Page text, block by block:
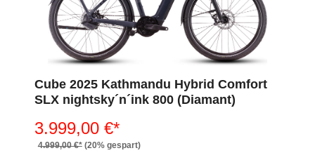
Cube 2025 Kathmandu Hybrid Comfort
SLX nightsky´n´ink 800 (Diamant)
3.999,00 €*
4.999,00 €* (20% gespart)